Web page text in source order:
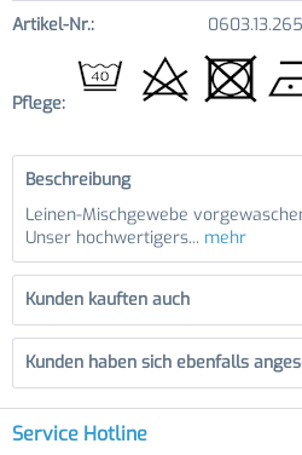
Artikel-Nr.: 0603.13.265
Pflege:
Beschreibung
Leinen-Mischgewebe
Unser hochwertigers... mehr
Kunden kauften auch
Kunden haben sich ebenfalls
Service Hotline